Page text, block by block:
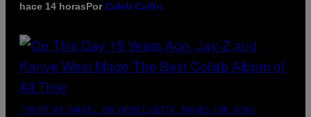
hace 14 horasPorCaleb Catlin
(PHOTO BY DANIEL BOCZARSKI/GETTY IMAGES FOR VEVO)